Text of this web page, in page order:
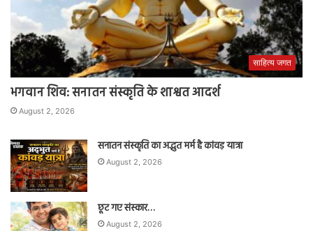
साहित्य जगत
भगवान शिव: सनातन संस्कृति के शाश्वत आदर्श
August 2, 2026
सनातन संस्कृति का अद्भुत मर्म है कांवड़ यात्रा
August 2, 2026
छूट गए संस्कार…
August 2, 2026